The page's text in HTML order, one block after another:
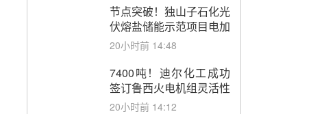
采购
节点突破！独山子石化光
伏熔盐储能示范项目电加
热器厂房顺利封顶
20小时前 14:48
7400吨！迪尔化工成功
签订鲁西火电机组灵活性
改造项目三元液态盐采购
20小时前 14:12